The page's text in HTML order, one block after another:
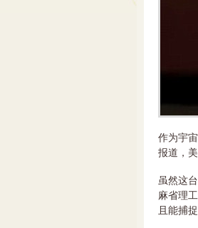
作为宇
报道，
虽然这
麻省理
且能捕